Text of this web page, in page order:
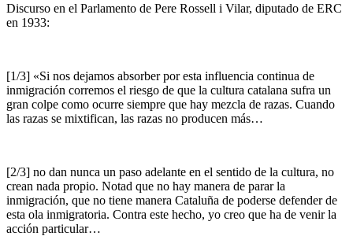
Discurso en el Parlamento de Pere Rossell i Vilar, diputado de ERC
en 1933:
[1/3] «Si nos dejamos absorber por esta influencia continua de
inmigración corremos el riesgo de que la cultura catalana sufra un
gran colpe como ocurre siempre que hay mezcla de razas. Cuando
las razas se mixtifican, las razas no producen más…
[2/3] no dan nunca un paso adelante en el sentido de la cultura, no
crean nada propio. Notad que no hay manera de parar la
inmigración, que no tiene manera Cataluña de poderse defender de
esta ola inmigratoria. Contra este hecho, yo creo que ha de venir la
acción particular…